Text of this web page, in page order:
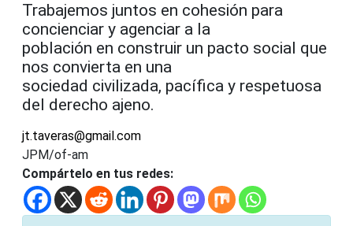
Trabajemos juntos en cohesión para
concienciar y agenciar a la
población en construir un pacto social que
nos convierta en una
sociedad civilizada, pacífica y respetuosa
del derecho ajeno.
jt.taveras@gmail.com
JPM/of-am
Compártelo en tus redes: